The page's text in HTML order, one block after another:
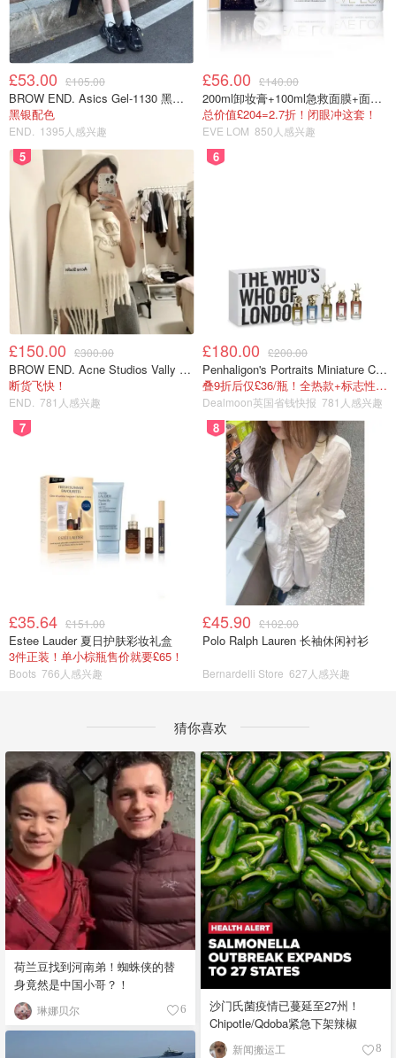
£53.00 £105.00
BROW END. Asics Gel-1130 黑色运动鞋
黑银配色
END. 1395人感兴趣
£56.00 £140.00
200ml卸妆膏+100ml急救面膜+面霜+洁颜布
总价值£204=2.7折！闭眼冲这套！
EVE LOM 850人感兴趣
5
£150.00 £300.00
BROW END. Acne Studios Vally 刺绣围巾 白色
断货飞快！
END. 781人感兴趣
6
£180.00 £200.00
Penhaligon's Portraits Miniature Collection 香氛套装 5瓶装
叠9折后仅£36/瓶！全热款+标志性兽首头
Dealmoon英国省钱快报 781人感兴趣
7
£35.64 £151.00
Estee Lauder 夏日护肤彩妆礼盒
3件正装！单小棕瓶售价就要£65！
Boots 766人感兴趣
8
£45.90 £102.00
Polo Ralph Lauren 长袖休闲衬衫
Bernardelli Store 627人感兴趣
猜你喜欢
荷兰豆找到河南弟！蜘蛛侠的替
身竟然是中国小哥？！
琳娜贝尔 6
沙门氏菌疫情已蔓延至27州！
Chipotle/Qdoba紧急下架辣椒
新闻搬运工 8